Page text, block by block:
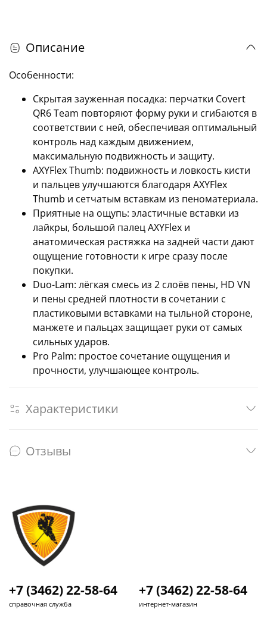
Описание
Особенности:
Скрытая зауженная посадка: перчатки Covert
QR6 Team повторяют форму руки и сгибаются в
соответствии с ней, обеспечивая оптимальный
контроль над каждым движением,
максимальную подвижность и защиту.
AXYFlex Thumb: подвижность и ловкость кисти
и пальцев улучшаются благодаря AXYFlex
Thumb и сетчатым вставкам из пеноматериала.
Приятные на ощупь: эластичные вставки из
лайкры, большой палец AXYFlex и
анатомическая растяжка на задней части дают
ощущение готовности к игре сразу после
покупки.
Duo-Lam: лёгкая смесь из 2 слоёв пены, HD VN
и пены средней плотности в сочетании с
пластиковыми вставками на тыльной стороне,
манжете и пальцах защищает руки от самых
сильных ударов.
Pro Palm: простое сочетание ощущения и
прочности, улучшающее контроль.
Характеристики
Отзывы
+7 (3462) 22-58-64
справочная служба
+7 (3462) 22-58-64
интернет-магазин